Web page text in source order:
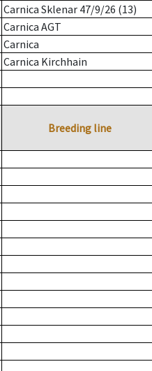
Carnica Sklenar 47/9/26 (13)
Carnica AGT
Carnica
Carnica Kirchhain
Breeding line